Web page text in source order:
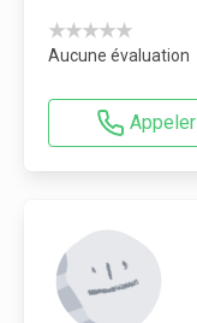
★★★★★
Aucune évaluation
Appeler